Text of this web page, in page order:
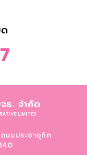
. จำกัด
LIMITED
นนประชาอุทิศ